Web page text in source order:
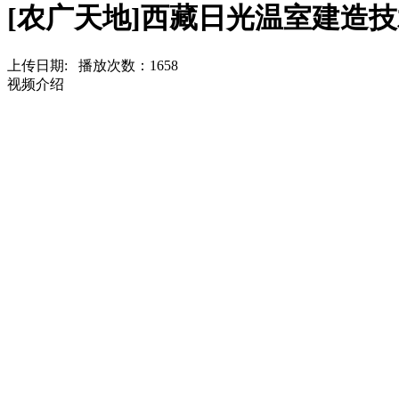
[农广天地]西藏日光温室建造技
上传日期: 播放次数： 1658
视频介绍